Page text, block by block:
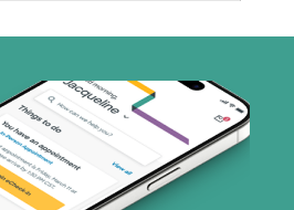
Mart (3 planes)